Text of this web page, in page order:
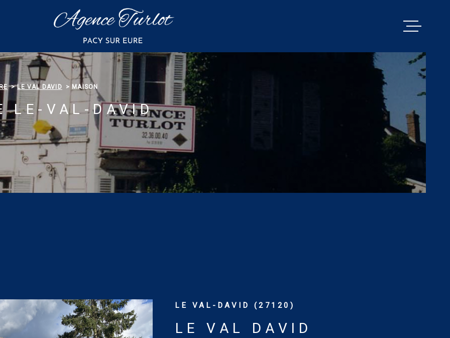
VENTES
PACY
ESTIMATION
BIENS
NOS
LE VAL DAVID MAISON
LE-VAL-DAVID
LE VAL-DAVID (27120)
LE VAL DAVID